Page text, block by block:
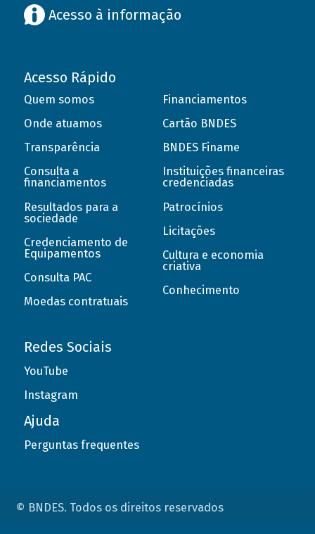
Acesso à informação
Acesso Rápido
Quem somos
Onde atuamos
Transparência
Consulta a
financiamentos
Resultados para a
sociedade
Credenciamento de
Equipamentos
Consulta PAC
Moedas contratuais
Financiamentos
Cartão BNDES
BNDES Finame
Instituições financeiras
credenciadas
Patrocínios
Licitações
Cultura e economia
criativa
Conhecimento
Redes Sociais
YouTube
Instagram
Ajuda
Perguntas frequentes
© BNDES. Todos os direitos reservados